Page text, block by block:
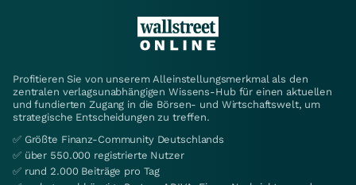
Profitieren Sie von unserem Alleinstellungsmerkmal als den
zentralen verlagsunabhängigen Wissens-Hub für einen aktuellen
und fundierten Zugang in die Börsen- und Wirtschaftswelt, um
strategische Entscheidungen zu treffen.
✅ Größte Finanz-Community Deutschlands
✅ über 550.000 registrierte Nutzer
✅ rund 2.000 Beiträge pro Tag